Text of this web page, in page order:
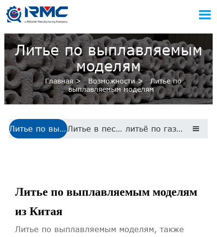

Литье по выплавляемым
моделям
Главная> Возможности>
Литье по
выплавляемым моделям
Литье по выплавляемым моделям Литье в песчаные формы литьё по газифицируемым моделям 
Литье по выплавляемым моделям
из Китая
Литье по выплавляемым моделям, также